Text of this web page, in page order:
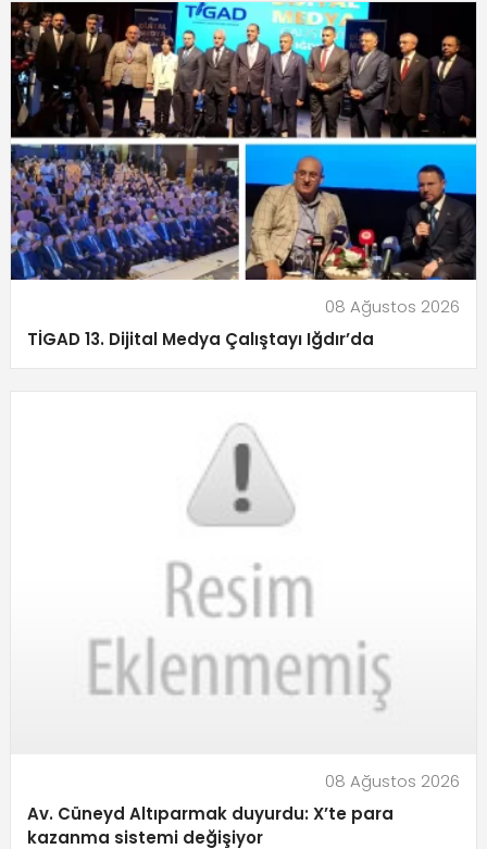
08 Ağustos 2026
TİGAD 13. Dijital Medya Çalıştayı Iğdır’da
08 Ağustos 2026
Av. Cüneyd Altıparmak duyurdu: X’te para
kazanma sistemi değişiyor